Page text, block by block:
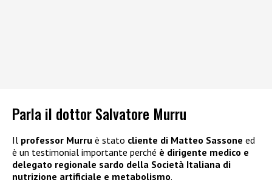
Parla il dottor Salvatore Murru
Il professor Murru è stato cliente di Matteo Sassone ed
è un testimonial importante perché è dirigente medico e
delegato regionale sardo della Società Italiana di
nutrizione artificiale e metabolismo.